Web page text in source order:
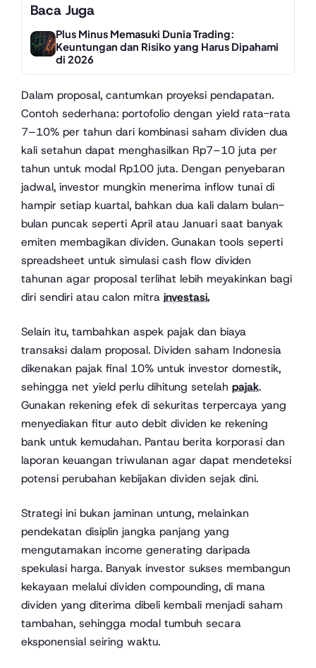
Baca Juga
Plus Minus Memasuki Dunia Trading:
Keuntungan dan Risiko yang Harus Dipahami
di 2026
Dalam proposal, cantumkan proyeksi pendapatan.
Contoh sederhana: portofolio dengan yield rata-rata
7–10% per tahun dari kombinasi saham dividen dua
kali setahun dapat menghasilkan Rp7–10 juta per
tahun untuk modal Rp100 juta. Dengan penyebaran
jadwal, investor mungkin menerima inflow tunai di
hampir setiap kuartal, bahkan dua kali dalam bulan-
bulan puncak seperti April atau Januari saat banyak
emiten membagikan dividen. Gunakan tools seperti
spreadsheet untuk simulasi cash flow dividen
tahunan agar proposal terlihat lebih meyakinkan bagi
diri sendiri atau calon mitra investasi.
Selain itu, tambahkan aspek pajak dan biaya
transaksi dalam proposal. Dividen saham Indonesia
dikenakan pajak final 10% untuk investor domestik,
sehingga net yield perlu dihitung setelah pajak.
Gunakan rekening efek di sekuritas terpercaya yang
menyediakan fitur auto debit dividen ke rekening
bank untuk kemudahan. Pantau berita korporasi dan
laporan keuangan triwulanan agar dapat mendeteksi
potensi perubahan kebijakan dividen sejak dini.
Strategi ini bukan jaminan untung, melainkan
pendekatan disiplin jangka panjang yang
mengutamakan income generating daripada
spekulasi harga. Banyak investor sukses membangun
kekayaan melalui dividen compounding, di mana
dividen yang diterima dibeli kembali menjadi saham
tambahan, sehingga modal tumbuh secara
eksponensial seiring waktu.